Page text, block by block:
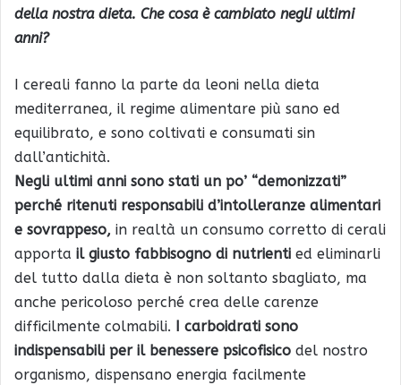
della nostra dieta. Che cosa è cambiato negli ultimi
anni?
I cereali fanno la parte da leoni nella dieta
mediterranea, il regime alimentare più sano ed
equilibrato, e sono coltivati e consumati sin
dall’antichità.
Negli ultimi anni sono stati un po’ “demonizzati”
perché ritenuti responsabili d’intolleranze alimentari
e sovrappeso, in realtà un consumo corretto di cerali
apporta il giusto fabbisogno di nutrienti ed eliminarli
del tutto dalla dieta è non soltanto sbagliato, ma
anche pericoloso perché crea delle carenze
difficilmente colmabili. I carboidrati sono
indispensabili per il benessere psicofisico del nostro
organismo, dispensano energia facilmente